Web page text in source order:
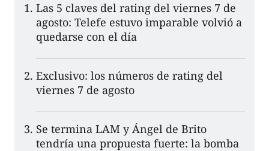
Las 5 claves del rating del viernes 7 de
agosto: Telefe estuvo imparable volvió a
quedarse con el día
Exclusivo: los números de rating del
viernes 7 de agosto
Se termina LAM y Ángel de Brito
tendría una propuesta fuerte: la bomba